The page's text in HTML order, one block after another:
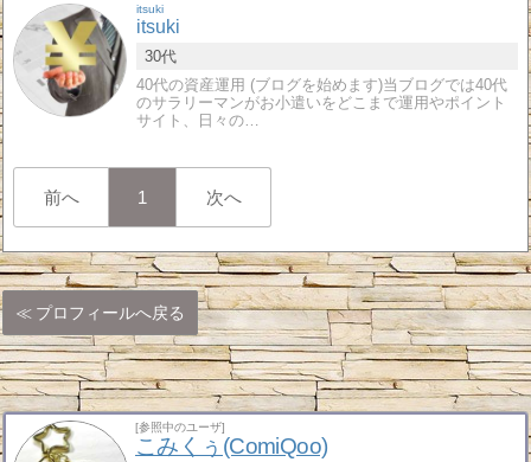
itsuki
itsuki
30代
40代の資産運用 (ブログを始めます)当ブログでは40代
のサラリーマンがお小遣いをどこまで運用やポイント
サイト、日々の…
前へ 1 次へ
プロフィールへ戻る
[参照中のユーザ]
こみくぅ(ComiQoo)